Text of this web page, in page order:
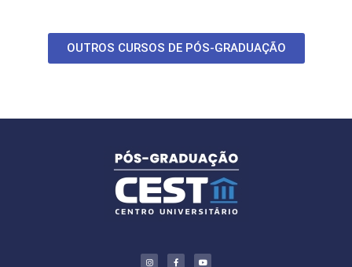
OUTROS CURSOS DE PÓS-GRADUAÇÃO